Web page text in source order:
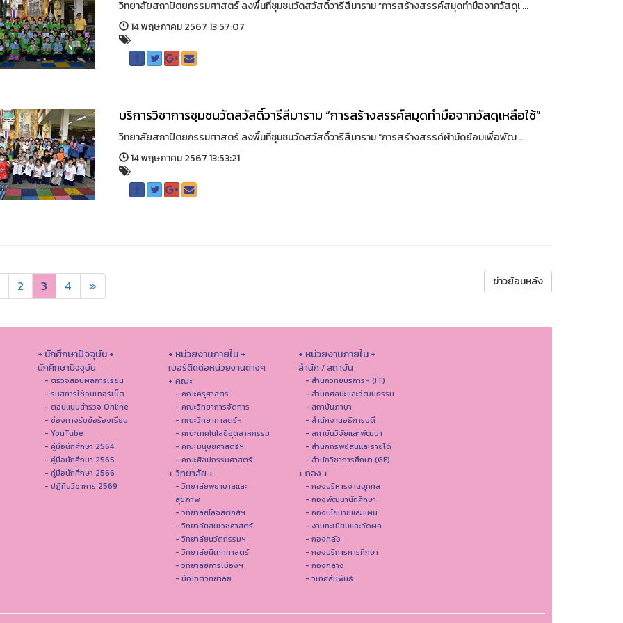
วิทยาลัยสถาปัตยกรรมศาสตร์ ลงพื้นที่ชุมชนวัดสวัสดิ์วารีสีมาราม “การสร้างสรรค์สมุดทำมือจากวัสดุเ ...
14 พฤษภาคม 2567 13:57:07
บริการวิชาการชุมชนวัดสวัสดิ์วารีสีมาราม “การสร้างสรรค์สมุดทำมือจากวัสดุเหลือใช้”
วิทยาลัยสถาปัตยกรรมศาสตร์ ลงพื้นที่ชุมชนวัดสวัสดิ์วารีสีมาราม “การสร้างสรรค์ผ้ามัดย้อมเพื่อพัฒ ...
14 พฤษภาคม 2567 13:53:21
2 3 4 » ข่าวย้อนหลัง
+ นักศึกษาปัจจุบัน +
นักศึกษาปัจจุบัน
- ตรวจสอบผลการเรียน
- รหัสการใช้อินเทอร์เน็ต
- ตอบแบบสำรวจ Online
- ช่องทางรับข้อร้องเรียน
- YouTube
- คู่มือนักศึกษา 2564
- คู่มือนักศึกษา 2565
- คู่มือนักศึกษา 2566
- ปฏิทินวิชาการ 2569
+ หน่วยงานภายใน +
เบอร์ติดต่อหน่วยงานต่างๆ
+ คณะ
- คณะครุศาสตร์
- คณะวิทยาการจัดการ
- คณะวิทยาศาสตร์ฯ
- คณะเทคโนโลยีอุตสาหกรรม
- คณะมนุษยศาสตร์ฯ
- คณะศิลปกรรมศาสตร์
+ วิทยาลัย +
- วิทยาลัยพยาบาลและ
สุขภาพ
- วิทยาลัยโลจิสติกส์ฯ
- วิทยาลัยสหเวชศาสตร์
- วิทยาลัยนวัตกรรมฯ
- วิทยาลัยนิเทศศาสตร์
- วิทยาลัยการเมืองฯ
- บัณฑิตวิทยาลัย
+ หน่วยงานภายใน +
สำนัก / สถาบัน
- สำนักวิทยบริการฯ (IT)
- สํานักศิลปะและวัฒนธรรม
- สถาบันภาษา
- สำนักงานอธิการบดี
- สถาบันวิจัยและพัฒนา
- สำนักทรัพย์สินและรายได้
- สำนักวิชาการศึกษา (GE)
+ กอง +
- กองบริหารงานบุคคล
- กองพัฒนานักศึกษา
- กองนโยบายและแผน
- งานทะเบียนและวัดผล
- กองคลัง
- กองบริการการศึกษา
- กองกลาง
- วิเทศสัมพันธ์